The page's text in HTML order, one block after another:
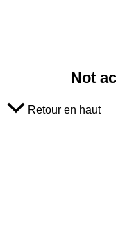
Not
Retour en haut